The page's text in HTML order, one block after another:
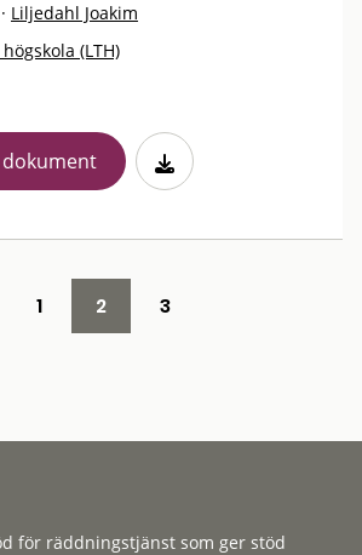
· Liljedahl Joakim
(LTH)
1 2 3
för räddningstjänst som ger stöd